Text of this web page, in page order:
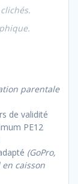
parentale
de validité
PE12
(GoPro,
caisson